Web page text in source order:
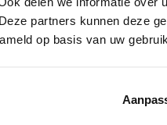
partners kunnen deze
op basis van uw